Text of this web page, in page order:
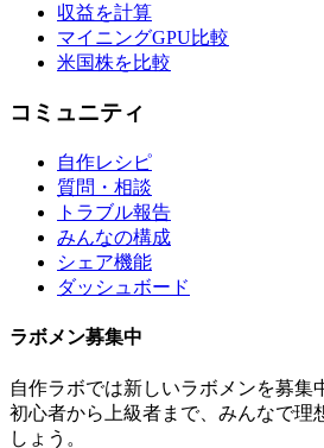
収益を計算
マイニングGPU比較
米国株を比較
コミュニティ
自作レシピ
質問・相談
トラブル報告
みんなの構成
シェア機能
ダッシュボード
ラボメン募集中
自作ラボでは新しいラボメンを募集
初心者から上級者まで、みんなで理
しょう。